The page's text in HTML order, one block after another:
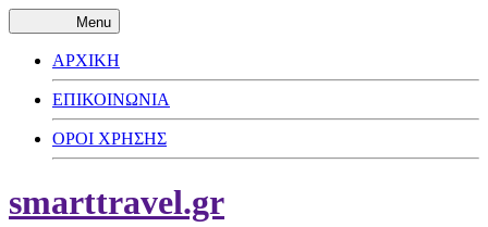
Menu
ΑΡΧΙΚΗ
ΕΠΙΚΟΙΝΩΝΙΑ
ΟΡΟΙ ΧΡΗΣΗΣ
smarttravel.gr